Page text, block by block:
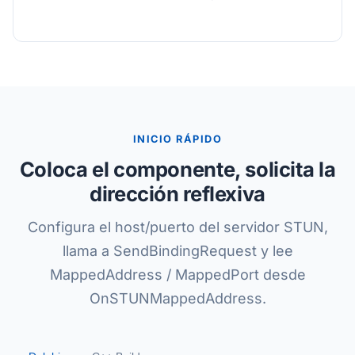
INICIO RÁPIDO
Coloca el componente, solicita la
dirección reflexiva
Configura el host/puerto del servidor STUN,
llama a SendBindingRequest y lee
MappedAddress / MappedPort desde
OnSTUNMappedAddress.